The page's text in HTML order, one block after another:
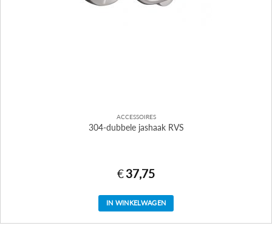
ACCESSOIRES
304-dubbele jashaak RVS
€37,75
IN WINKELWAGEN